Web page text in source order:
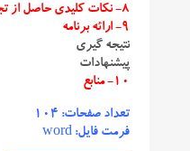
۸- نکات کلیدی حاصل از تجربیات
۹- ارائه برنامه
نتیجه گیری
پیشنهادات
۱۰- منابع
تعداد صفحات: ۱۰۴
فرمت فایل: word